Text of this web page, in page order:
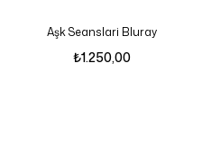
Aşk Seanslari Bluray
₺1.250,00